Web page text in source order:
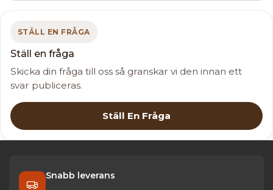
STÄLL EN FRÅGA
Ställ en fråga
Skicka din fråga till oss så granskar vi den innan ett
svar publiceras.
Ställ En Fråga
Snabb leverans